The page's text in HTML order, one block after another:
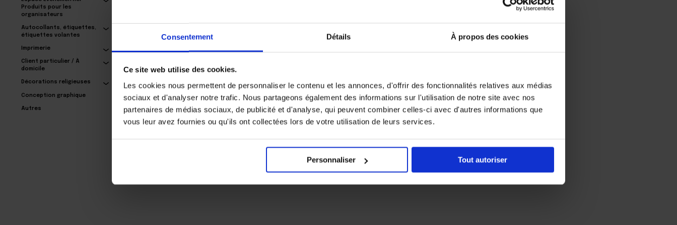
Consentement Détails À propos des cookies
Ce site web utilise des cookies.
Les cookies nous permettent de personnaliser le contenu et les annonces, d'offrir des fonctionnalités relatives aux médias
sociaux et d'analyser notre trafic. Nous partageons également des informations sur l'utilisation de notre site avec nos
partenaires de médias sociaux, de publicité et d'analyse, qui peuvent combiner celles-ci avec d'autres informations que
vous leur avez fournies ou qu'ils ont collectées lors de votre utilisation de leurs services.
Personnaliser Tout autoriser
Produits pour les
organisateurs
Autocollants, étiquettes,
étiquettes volantes
Imprimerie
Client particulier / À
domicile
Décorations religieuses
Conception graphique
Autres
BANDES DE
prêts à l'emploi)
124,05€